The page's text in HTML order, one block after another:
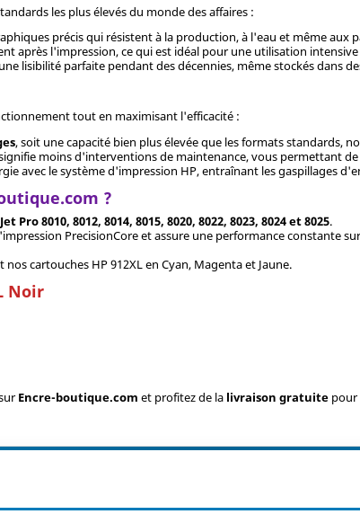
les plus élevés du monde des affaires :
précis qui résistent à la production, à l'eau et même aux
après l'impression, ce qui est idéal pour une utilisation
lisibilité parfaite pendant des décennies, même stockés dans
tout en maximisant l'efficacité :
, soit une capacité bien plus élevée que les formats standards,
moins d'interventions de maintenance, vous permettant
avec le système d'impression HP, entraînant les gaspillages
?
Pro 8010, 8012, 8014, 8015, 8020, 8022, 8023, 8024 et 8025.
PrecisionCore et assure une performance constante
cartouches HP 912XL en Cyan, Magenta et Jaune.
Noir
Encre-boutique.com et profitez de la livraison gratuite pour